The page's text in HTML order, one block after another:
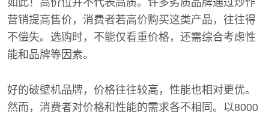
如此！高价位并不代表高质。许多劣质品牌通过炒作
营销提高售价，消费者若高价购买这类产品，往往得
不偿失。选购时，不能仅看重价格，还需综合考虑性
能和品牌等因素。
好的破壁机品牌，价格往往较高，性能也相对更优。
然而，消费者对价格和性能的需求各不相同。以8000